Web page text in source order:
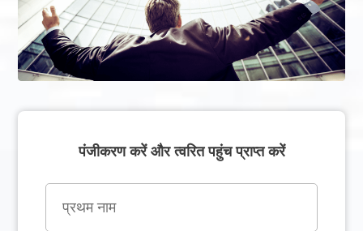
पंजीकरण करें और त्वरित पहुंच प्राप्त करें